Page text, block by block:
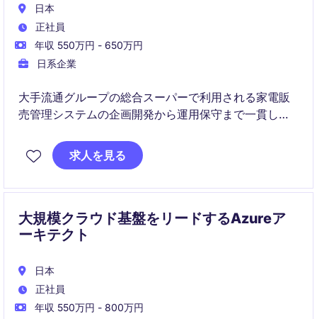
日本
正社員
年収 550万円 - 650万円
日系企業
大手流通グループの総合スーパーで利用される家電販
売管理システムの企画開発から運用保守まで一貫して
ながら、システム改善、運用最適化、DX推進をリード
していただくポジションです。
求人を見る
大規模クラウド基盤をリードするAzureア
ーキテクト
日本
正社員
年収 550万円 - 800万円